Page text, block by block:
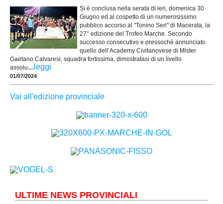
Si è conclusa nella serata di ieri, domenica 30
Giugno ed al cospetto di un numerosissimo
pubblico accorso al "Tonino Seri" di Macerata, la
27° edizione del Trofeo Marche. Secondo
successo consecutivo e pressochè annunciato
quello dell’Academy Civitanovese di Mister
Gaetano Calvaresi, squadra fortissima, dimostratasi di un livello
assolu... leggi
01/07/2024
Vai all'edizione provinciale
ULTIME NEWS PROVINCIALI